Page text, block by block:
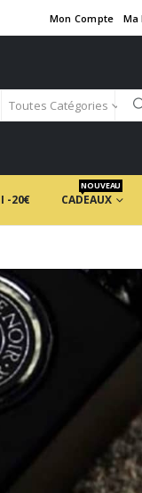
Mon Compte Ma
Toutes Catégories
-20€ CADEAUX
NOUVEAU